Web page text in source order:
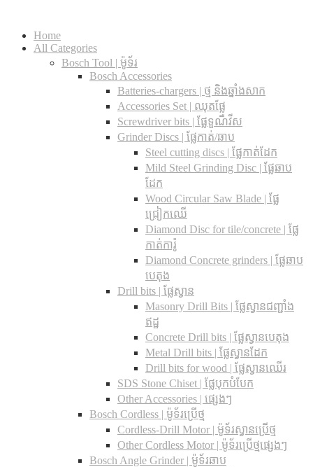
Home
All Categories
Bosch Tool | ម៉ូទ័រ
Bosch Accessories
Batteries-chargers | ថ្ម និងឆ្នាំងសាក
Accessories Set | ឈុតផ្លែ
Screwdriver bits | ផ្លែទួណឺវីស
Grinder Discs |​ ផ្លែកាត់/ឆាប
Steel cutting discs |​ ផ្លែកាត់ដែក
Mild Steel Grinding Disc | ផ្លែឆាប
ដែក
Wood Circular Saw Blade | ផ្លែ
ជ្រៀកឈើ
Diamond Disc for tile/concrete​ | ផ្លែ
កាត់ការ៉ូ
Diamond Concrete grinders | ផ្លែឆាប
បេតុង
Drill bits |​ ផ្លែស្វាន
Masonry Drill Bits |​ ផ្លែស្វានជញ្ជាំង
ឥដ្ឋ
Concrete Drill bits |​ ផ្លែស្វានបេតុង
Metal Drill bits |​ ផ្លែស្វានដែក
Drill bits for wood |​ ផ្លែស្វានឈើរ
SDS Stone Chiset |​ ផ្លែបុកបំបែក
Other Accessories | ផ្សេងៗ
Bosch Cordless | ម៉ូទ័រប្រើថ្ម
Cordless-Drill Motor | ម៉ូទ័រស្វានប្រើថ្ម
Other Cordless Motor | ម៉ូទ័រប្រើថ្មផ្សេងៗ
Bosch Angle Grinder | ម៉ូទ័រឆាប